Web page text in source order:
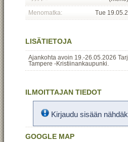
Menomatka:
Tue
LISÄTIETOJA
Ajankohta avoin 19.-26.05.2026
Tampere -Kristiinankaupunki.
ILMOITTAJAN TIEDOT
Kirjaudu sisään
GOOGLE MAP